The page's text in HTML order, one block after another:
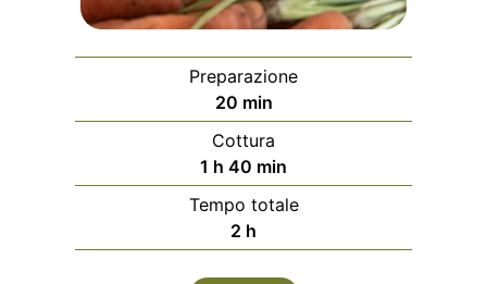
Preparazione
20minuti
min
Cottura
1 ora
h 40 minuti
min
Tempo totale
2 ore
h